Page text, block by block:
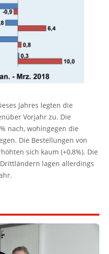
Jahres legten die
Vorjahr zu. Die
nach, wohingegen die
Die Bestellungen von
sich kaum (+0,8%). Die
lagen allerdings